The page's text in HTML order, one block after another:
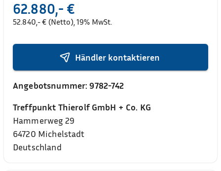
62.880,- €
52.840,- € (Netto), 19% MwSt.
Händler kontaktieren
Angebotsnummer:9782-742
Treffpunkt Thierolf GmbH + Co. KG
Hammerweg 29
64720 Michelstadt
Deutschland